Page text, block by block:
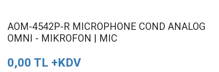
AOM-4542P-R MICROPHONE COND ANALOG
OMNI - MIKROFON | MIC
0,00 TL +KDV